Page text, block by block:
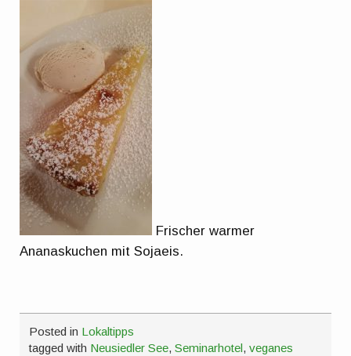
Frischer warmer
Ananaskuchen mit Sojaeis.
Posted in Lokaltipps
tagged with Neusiedler See,Seminarhotel,veganes